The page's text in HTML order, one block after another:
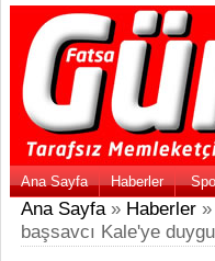
Ana Sayfa Haberler
Ana Sayfa» Haberler
başsavcı Kale'ye